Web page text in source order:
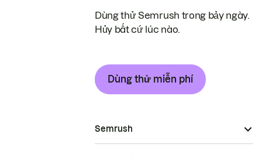
Dùng thử Semrush trong bảy ngày.
Hủy bất cứ lúc nào.
Dùng thử miễn phí
Semrush